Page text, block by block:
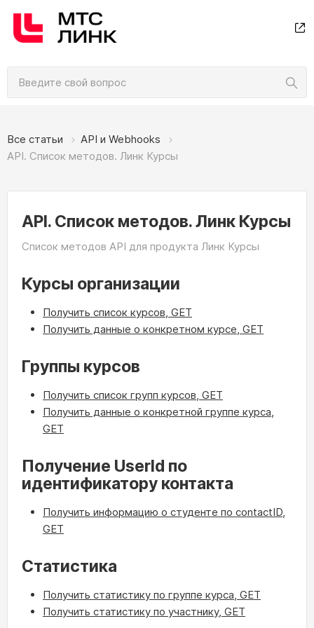
Все статьи
API и Webhooks
API. Список методов. Линк Курсы
API. Список методов. Линк Курсы
Список методов API для продукта Линк Курсы
Курсы организации
Получить список курсов, GET
Получить данные о конкретном курсе, GET
Группы курсов
Получить список групп курсов, GET
Получить данные о конкретной группе курса,
GET
Получение UserId по
идентификатору контакта
Получить информацию о студенте по contactID,
GET
Статистика
Получить статистику по группе курса, GET
Получить статистику по участнику, GET